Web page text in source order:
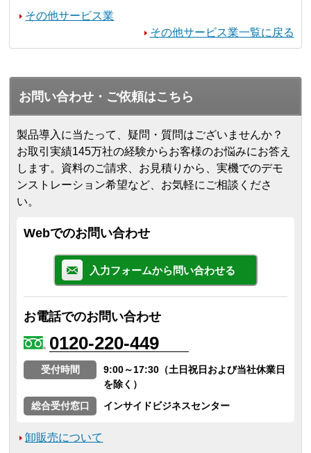
その他サービス業
その他サービス業一覧に戻る
お問い合わせ・ご依頼はこちら
製品導入に当たって、疑問・質問はございませんか？
お取引実績145万社の経験からお客様のお悩みにお答え
します。 資料のご請求、お見積りから、実機でのデモ
ンストレーション希望など、お気軽にご相談くださ
い。
Webでのお問い合わせ
入力フォームから問い合わせる
お電話でのお問い合わせ
0120-220-449
受付時間
9:00～17:30（土日祝日および当社休業日
を除く）
総合受付窓口
インサイドビジネスセンター
卸販売について